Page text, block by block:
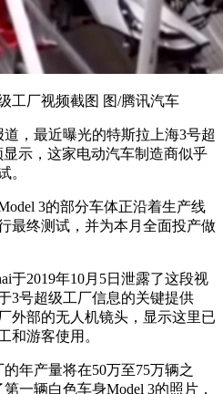
工厂视频截图 图/腾讯汽车
，最近曝光的特斯拉上海3号超
显示，这家电动汽车制造商似乎
。
3的部分车体正沿着生产线
最终测试，并为本月全面投产做
于2019年10月5日泄露了这段视
3号超级工厂信息的关键提供
外部的无人机镜头，显示这里已
和游客使用。
年产量将在50万至75万辆之
一辆白色车身Model 3的照片，